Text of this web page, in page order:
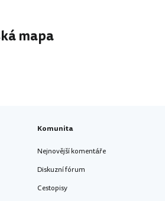
mapa
Komunita
Nejnovější komentáře
Diskuzní fórum
Cestopisy